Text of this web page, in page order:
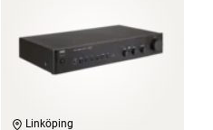
Linköping